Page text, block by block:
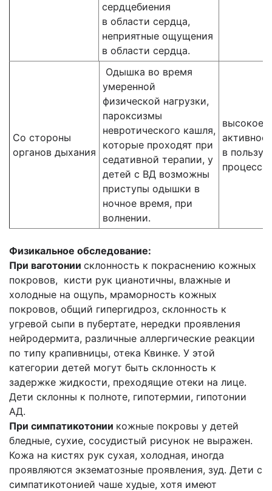
сердцебиения
в области сердца,
неприятные ощущения
в области сердца.
Со стороны
органов дыхания
Одышка во время
умеренной
физической нагрузки,
пароксизмы
невротического кашля,
которые проходят при
седативной терапии, у
детей с ВД возможны
приступы одышки в
ночное время, при
волнении.
высокое
в пользу
процесса
Физикальное обследование:
При ваготонии склонность к покраснению кожных
покровов, кисти рук цианотичны, влажные и
холодные на ощупь, мраморность кожных
покровов, общий гипергидроз, склонность к
угревой сыпи в пубертате, нередки проявления
нейродермита, различные аллергические реакции
по типу крапивницы, отека Квинке. У этой
категории детей могут быть склонность к
задержке жидкости, преходящие отеки на лице.
Дети склонны к полноте, гипотермии, гипотонии
АД.
При симпатикотонии кожные покровы у детей
бледные, сухие, сосудистый рисунок не выражен.
Кожа на кистях рук сухая, холодная, иногда
проявляются экзематозные проявления, зуд. Дети с
симпатикотонией чаше худые, хотя имеют